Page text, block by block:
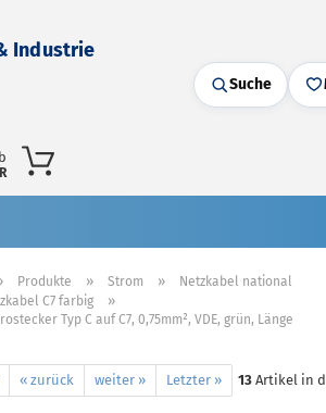
Industrie
Suche
Produkte » Strom » Netzkabel national
C7 farbig »
Typ C auf C7, 0,75mm², VDE, grün, Länge
« zurück weiter » Letzter » 13 Artikel in